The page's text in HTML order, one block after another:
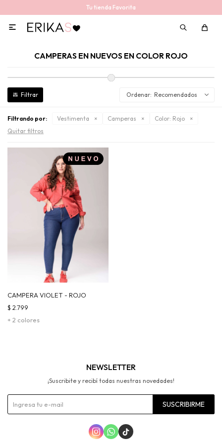
Tu tienda Favorita

CAMPERAS EN NUEVOS EN COLOR ROJO
Recomendados
Filtrando por: Vestimenta Camperas Color: Rojo
Quitar filtros
CAMPERA VIOLET - ROJO
+ 2 colores
$ 2.799
NEWSLETTER
¡Suscribite y recibí todas nuestras novedades!
SUSCRIBIRME
  